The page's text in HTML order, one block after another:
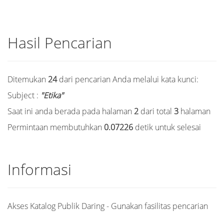
Hasil Pencarian
Ditemukan 24dari pencarian Anda melalui kata kunci:
Subject : "Etika"
Saat ini anda berada pada halaman 2 dari total 3 halaman
Permintaan membutuhkan 0.07226 detik untuk selesai
Informasi
Akses Katalog Publik Daring - Gunakan fasilitas pencarian